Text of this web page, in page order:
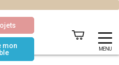
MENU
mon